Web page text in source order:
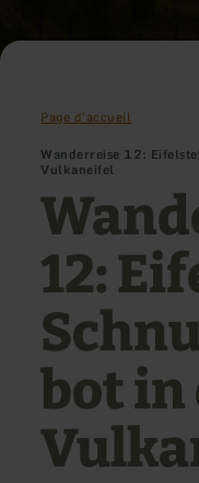
Page d'accueil
Wanderreise 12:
Vulkaneifel
12:
bot in